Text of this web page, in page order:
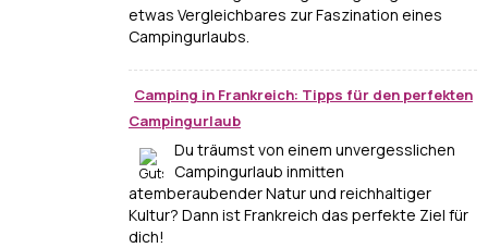
etwas Vergleichbares zur Faszination eines
Campingurlaubs.
Camping in Frankreich: Tipps für den perfekten
Campingurlaub
Du träumst von einem unvergesslichen
Campingurlaub inmitten
atemberaubender Natur und reichhaltiger
Kultur? Dann ist Frankreich das perfekte Ziel für
dich!